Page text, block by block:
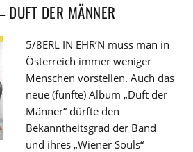
DER MÄNNER
5/8ERL IN EHR’N muss man in
Österreich immer weniger
Menschen vorstellen. Auch das
neue (fünfte) Album „Duft der
Männer“ dürfte den
Bekanntheitsgrad der Band
und ihres „Wiener Souls“